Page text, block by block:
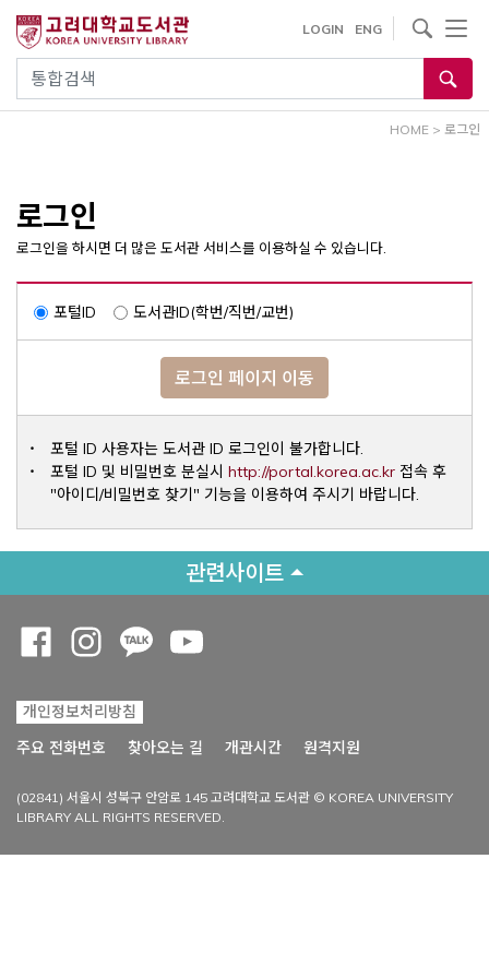
건
통합검색
LOGIN ENG
사이트내 검색
HOME > 로그인
로그인
로그인을 하시면 더 많은 도서관 서비스를 이용하실 수 있습니다.
포털ID 도서관ID(학번/직번/교번)
로그인 페이지 이동
포털 ID 사용자는 도서관 ID 로그인이 불가합니다.
포털 ID 및 비밀번호 분실시 http://portal.korea.ac.krOpens a
접속 후
"아이디/비밀번호 찾기" 기능을 이용하여 주시기 바랍니다.
관련사이트
개인정보처리방침
주요 전화번호
찾아오는 길 개관시간 원격지원
(02841) 서울시 성북구 안암로 145 고려대학교 도서관 © KOREA UNIVERSITY
LIBRARY ALL RIGHTS RESERVED.
Opens a new window
Opens a new window
Opens a new window